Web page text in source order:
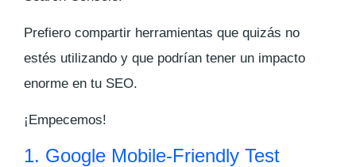
Prefiero compartir herramientas que quizás no
estés utilizando y que podrían tener un impacto
enorme en tu SEO.
¡Empecemos!
1. Google Mobile-Friendly Test